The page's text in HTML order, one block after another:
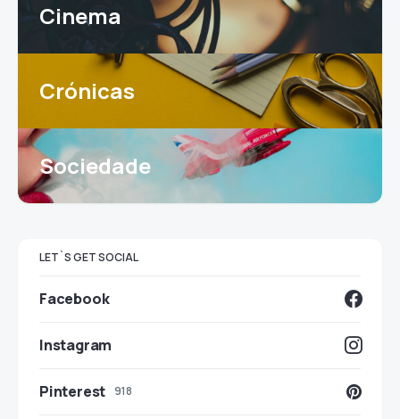
Cinema
Crónicas
Sociedade
LET`S GET SOCIAL
Facebook
Instagram
Pinterest 918